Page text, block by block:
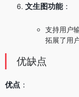
文生图功能：
支持用户
拓展了用
优缺点
优点 ：